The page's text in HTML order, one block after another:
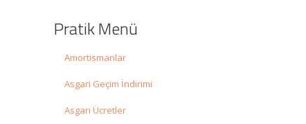
Pratik Menü
Amortismanlar
Asgari Geçim İndirimi
Asgari Ücretler